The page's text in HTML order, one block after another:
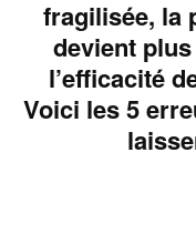
fragilisée, la
devient
l’efficacité
Voici les 5